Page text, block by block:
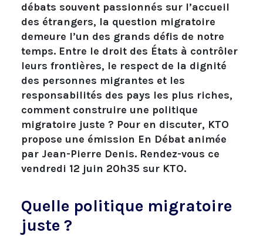
débats souvent passionnés sur l’accueil
des étrangers, la question migratoire
demeure l’un des grands défis de notre
temps. Entre le droit des États à contrôler
leurs frontières, le respect de la dignité
des personnes migrantes et les
responsabilités des pays les plus riches,
comment construire une politique
migratoire juste ? Pour en discuter, KTO
propose une émission En Débat animée
par Jean-Pierre Denis. Rendez-vous ce
vendredi 12 juin 20h35 sur KTO.
Quelle politique migratoire
juste ?